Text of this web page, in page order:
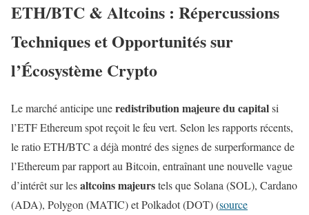
ETH/BTC & Altcoins : Répercussions
Techniques et Opportunités sur
l’Écosystème Crypto
Le marché anticipe uneredistribution majeure du capitalsi
l’ETF Ethereum spot reçoit le feu vert. Selon les rapports récents,
le ratio ETH/BTC a déjà montré des signes de surperformance de
l’Ethereum par rapport au Bitcoin, entraînant une nouvelle vague
d’intérêt sur lesaltcoins majeurstels que Solana (SOL), Cardano
(ADA), Polygon (MATIC) et Polkadot (DOT) (source